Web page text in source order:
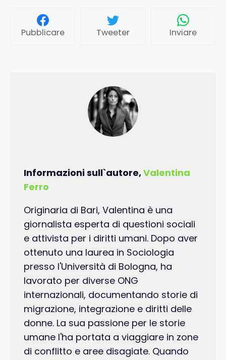
Pubblicare Tweeter Inviare
Informazioni sull`autore,Valentina
Ferro
Originaria di Bari, Valentina è una
giornalista esperta di questioni sociali
e attivista per i diritti umani. Dopo aver
ottenuto una laurea in Sociologia
presso l'Università di Bologna, ha
lavorato per diverse ONG
internazionali, documentando storie di
migrazione, integrazione e diritti delle
donne. La sua passione per le storie
umane l'ha portata a viaggiare in zone
di conflitto e aree disagiate. Quando